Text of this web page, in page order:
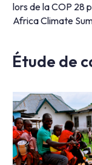
lors de la COP 28
Africa Climate
Étude de